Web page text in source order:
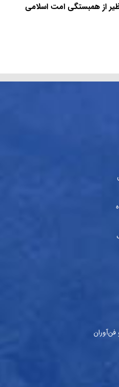
از همبستگی امت اسلامی